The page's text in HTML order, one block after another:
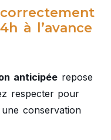
à l’avance
anticipée repose
respecter pour
conservation